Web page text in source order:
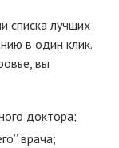
списка лучших
в один клик.
вы
доктора;
врача;